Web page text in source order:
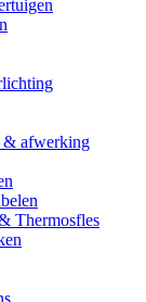
& afwerking
Thermosfles